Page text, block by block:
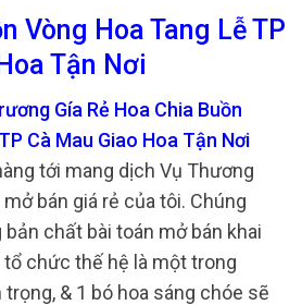
Vòng Hoa Tang Lễ TP
Tận Nơi
Gía Rẻ Hoa Chia Buồn
Cà Mau Giao Hoa Tận Nơi
tới mang dịch Vụ Thương
bán giá rẻ của tôi. Chúng
chất bài toán mở bán khai
chức thế hệ là một trong
& 1 bó hoa sáng chóe sẽ